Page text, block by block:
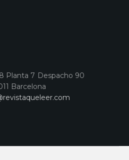
Planta 7 Despacho 90
Barcelona